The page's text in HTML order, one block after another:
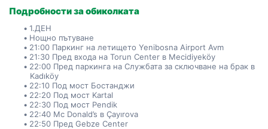
Подробности за обиколката
1.ДЕН
Нощно пътуване
21:00 Паркинг на летището Yenibosna Airport Avm
21:30 Пред входа на Torun Center в Mecidiyeköy
22:00 Пред паркинга на Службата за сключване на брак в
Kadıköy
22:10 Под мост Бостанджи
22:20 Под мост Kartal
22:30 Под мост Pendik
22:40 Mc Donald’s в Çayırova
22:50 Пред Gebze Center